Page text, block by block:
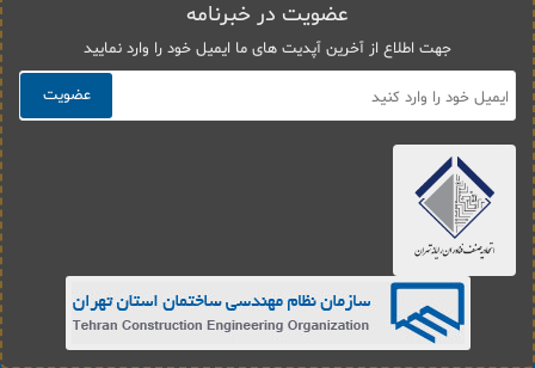
عضویت در خبرنامه
جهت اطلاع از آخرین آپدیت های ما ایمیل خود را وارد نمایید
عضویت